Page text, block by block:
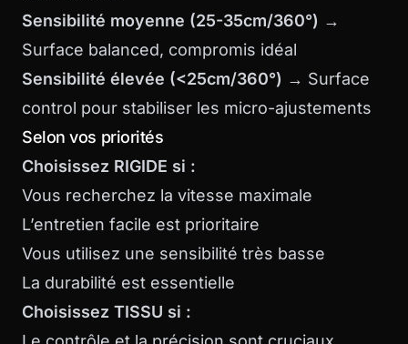
Sensibilité moyenne (25-35cm/360°) →
Surface balanced, compromis idéal
Sensibilité élevée (<25cm/360°) → Surface
control pour stabiliser les micro-ajustements
Selon vos priorités
Choisissez RIGIDE si :
Vous recherchez la vitesse maximale
L’entretien facile est prioritaire
Vous utilisez une sensibilité très basse
La durabilité est essentielle
Choisissez TISSU si :